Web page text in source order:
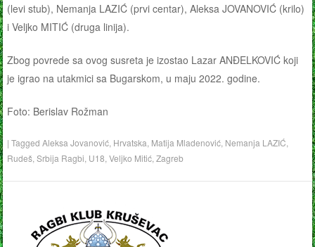
(levi stub), Nemanja LAZIĆ (prvi centar), Aleksa JOVANOVIĆ (krilo)
i Veljko MITIĆ (druga linija).
Zbog povrede sa ovog susreta je izostao Lazar ANĐELKOVIĆ koji
je igrao na utakmici sa Bugarskom, u maju 2022. godine.
Foto: Berislav Rožman
|TaggedAleksa Jovanović Hrvatska Matija Mladenović Nemanja LAZIĆ
Rudeš ,Srbija Ragbi U18 ,Veljko Mitić ,Zagreb